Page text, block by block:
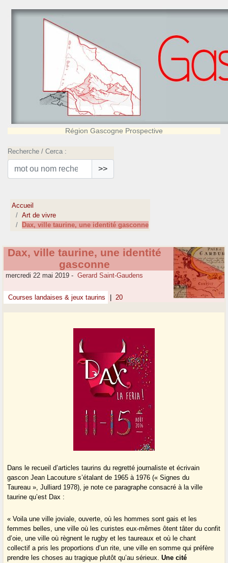
Région Gascogne Prospective
Recherche / Cerca :
>>
Accueil
Art de vivre
Dax, ville taurine, une identité gasconne
Dax, ville taurine, une identité
gasconne
mercredi 22 mai 2019 - Gerard Saint-Gaudens
Courses landaises & jeux taurins 20
Dans le recueil d’articles taurins du regretté journaliste et écrivain
gascon Jean Lacouture s’étalant de 1965 à 1976 (« Signes du
Taureau », Julliard 1978), je note ce paragraphe consacré à la ville
taurine qu’est Dax :
« Voila une ville joviale, ouverte, où les hommes sont gais et les
femmes belles, une ville où les curistes eux-mêmes ôtent tâter du confit
d’oie, une ville où règnent le rugby et les taureaux et où le chant
collectif a pris les proportions d’un rite, une ville en somme qui préfère
prendre les choses au tragique plutôt qu’au sérieux.Une cité